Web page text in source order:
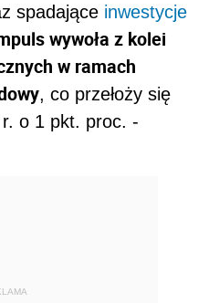
spadające inwestycje
wywoła z kolei
w ramach
, co przełoży się
o 1 pkt. proc. -